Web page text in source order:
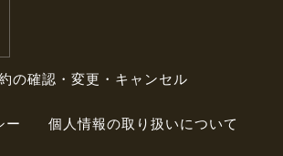
の確認・変更・キャンセル
ー 個人情報の取り扱いについて